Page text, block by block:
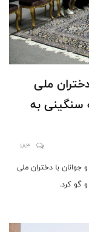
ملی
سنگینی به
183
با دختران ملی
گو کرد.